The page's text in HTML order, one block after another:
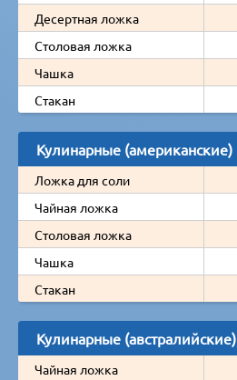
Десертная ложка
Столовая ложка
Чашка
Стакан
Кулинарные (американские)
Ложка для соли
Чайная ложка
Столовая ложка
Чашка
Стакан
Кулинарные (австралийские)
Чайная ложка